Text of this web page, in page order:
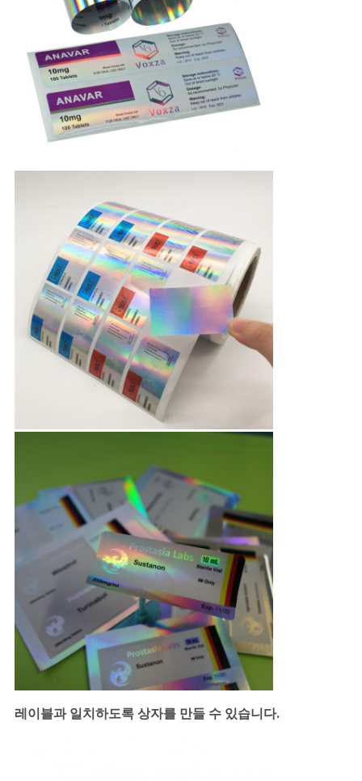
레이블과 일치하도록 상자를 만들 수 있습니다.